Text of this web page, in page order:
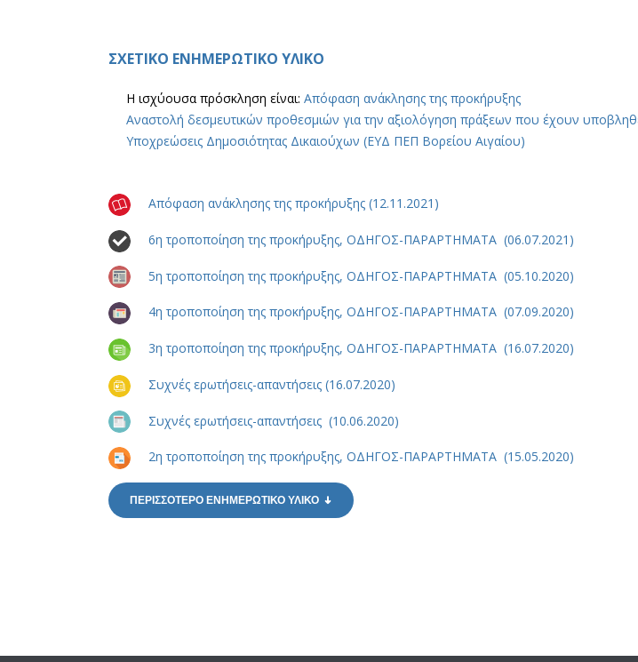
ΣΧΕΤΙΚΟ ΕΝΗΜΕΡΩΤΙΚΟ ΥΛΙΚΟ
Η ισχύουσα πρόσκληση είναι: Απόφαση ανάκλησης της προκήρυξης
Αναστολή δεσμευτικών προθεσμιών για την αξιολόγηση πράξεων που έχουν
Υποχρεώσεις Δημοσιότητας Δικαιούχων (ΕΥΔ ΠΕΠ Βορείου Αιγαίου)
Απόφαση ανάκλησης της προκήρυξης (12.11.2021)
6η τροποποίηση της προκήρυξης, ΟΔΗΓΟΣ-ΠΑΡΑΡΤΗΜΑΤΑ (06.07.2021)
5η τροποποίηση της προκήρυξης, ΟΔΗΓΟΣ-ΠΑΡΑΡΤΗΜΑΤΑ (05.10.2020)
4η τροποποίηση της προκήρυξης, ΟΔΗΓΟΣ-ΠΑΡΑΡΤΗΜΑΤΑ (07.09.2020)
3η τροποποίηση της προκήρυξης, ΟΔΗΓΟΣ-ΠΑΡΑΡΤΗΜΑΤΑ (16.07.2020)
Συχνές ερωτήσεις-απαντήσεις (16.07.2020)
Συχνές ερωτήσεις-απαντήσεις (10.06.2020)
2η τροποποίηση της προκήρυξης, ΟΔΗΓΟΣ-ΠΑΡΑΡΤΗΜΑΤΑ (15.05.2020)
ΠΕΡΙΣΣΟΤΕΡΟ ΕΝΗΜΕΡΩΤΙΚΟ ΥΛΙΚΟ